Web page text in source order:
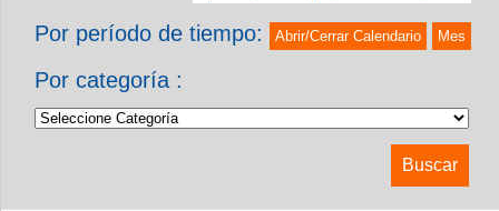
Por período de tiempo:
Abrir/Cerrar Calendario Mes
Por categoría :